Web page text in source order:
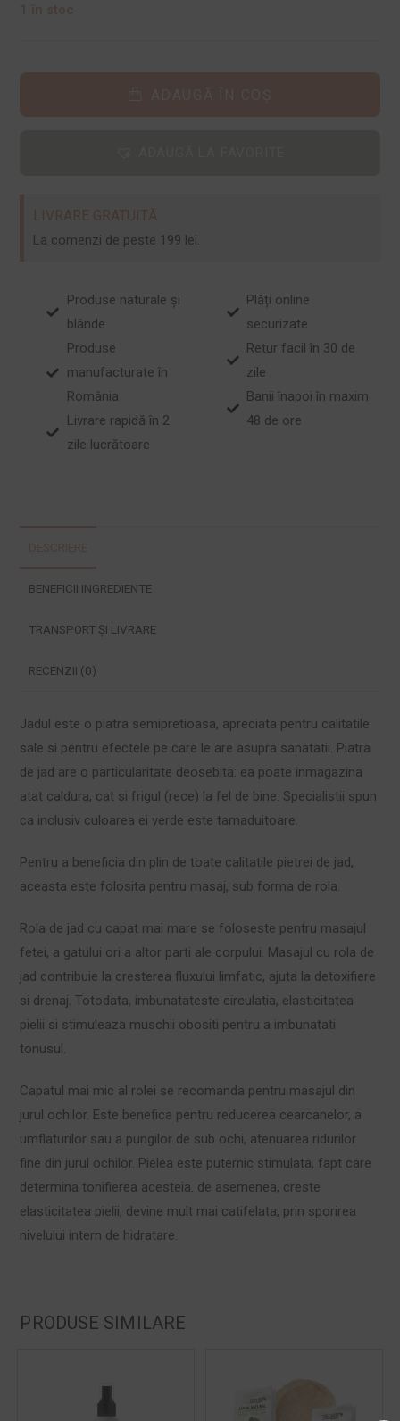
LIVRARE GRATUITĂ
La comenzi de peste 199 lei.
Produse naturale și
blânde
Produse
manufacturate în
România
Livrare rapidă în 2
zile lucrătoare
Plăți online
securizate
Retur facil în 30 de
zile
Banii înapoi în maxim
48 de ore
BENEFICII INGREDIENTE
TRANSPORT ȘI LIVRARE
RECENZII (0)
Jadul este o piatra semipretioasa, apreciata pentru calitatile
sale si pentru efectele pe care le are asupra sanatatii. Piatra
de jad are o particularitate deosebita: ea poate inmagazina
atat caldura, cat si frigul (rece) la fel de bine. Specialistii spun
ca inclusiv culoarea ei verde este tamaduitoare.
Pentru a beneficia din plin de toate calitatile pietrei de jad,
aceasta este folosita pentru masaj, sub forma de rola.
Rola de jad cu capat mai mare se foloseste pentru masajul
fetei, a gatului ori a altor parti ale corpului. Masajul cu rola de
jad contribuie la cresterea fluxului limfatic, ajuta la detoxifiere
si drenaj. Totodata, imbunatateste circulatia, elasticitatea
pielii si stimuleaza muschii obositi pentru a imbunatati
tonusul.
Capatul mai mic al rolei se recomanda pentru masajul din
jurul ochilor. Este benefica pentru reducerea cearcanelor, a
umflaturilor sau a pungilor de sub ochi, atenuarea ridurilor
fine din jurul ochilor. Pielea este puternic stimulata, fapt care
determina tonifierea acesteia. de asemenea, creste
elasticitatea pielii, devine mult mai catifelata, prin sporirea
nivelului intern de hidratare.
PRODUSE SIMILARE